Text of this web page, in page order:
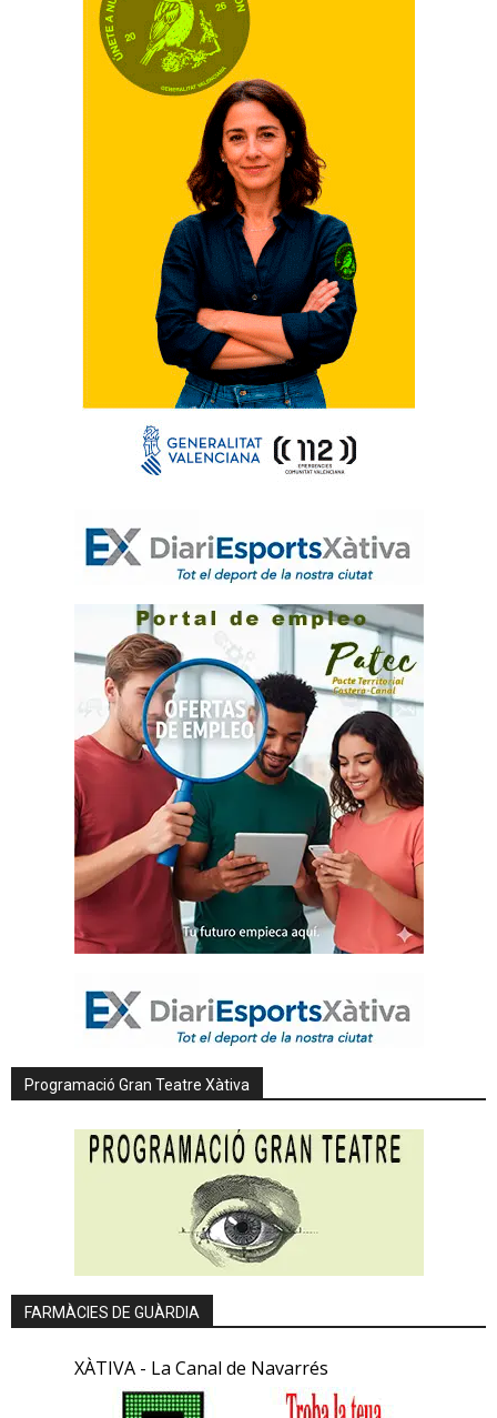
Programació Gran Teatre Xàtiva
FARMÀCIES DE GUÀRDIA
XÀTIVA - La Canal de Navarrés